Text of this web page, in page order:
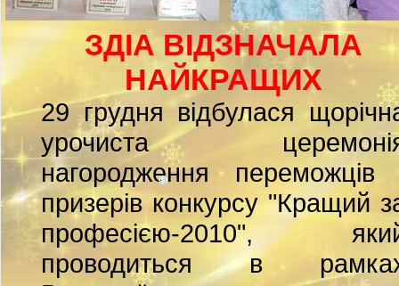
ЗДІА ВІДЗНАЧАЛА
НАЙКРАЩИХ
29 грудня відбулася
урочиста
нагородження переможців
призерів конкурсу "Кращий
професією-2010",
проводиться в